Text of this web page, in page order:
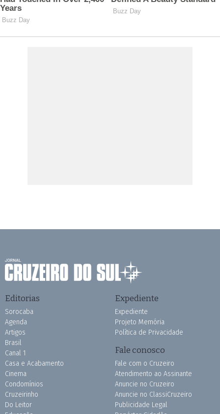
Editorias
Sorocaba
Agenda
Artigos
Brasil
Canal 1
Casa e Acabamento
Cinema
Condomínios
Cruzeirinho
Do Leitor
Expediente
Expediente
Projeto Memória
Política de Privacidade
Fale conosco
Fale com o Cruzeiro
Atendimento ao Assinante
Anuncie no Cruzeiro
Anuncie no ClassiCruzeiro
Publicidade Legal